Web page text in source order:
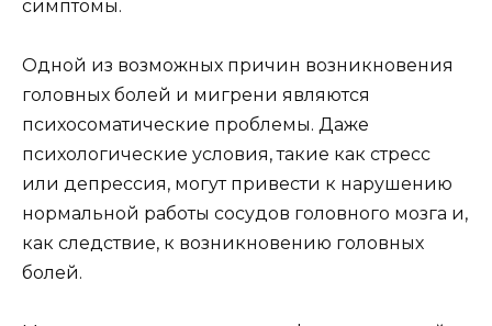
симптомы.
Одной из возможных причин возникновения
головных болей и мигрени являются
психосоматические проблемы. Даже
психологические условия, такие как стресс
или депрессия, могут привести к нарушению
нормальной работы сосудов головного мозга и,
как следствие, к возникновению головных
болей.